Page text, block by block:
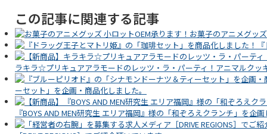
この記事に関連する記事
お菓子のアニメグッ
ラキラ☆プリキュアアラモードのレッツ・ラ・パーティ！アニマルクッ
ーセット」を企画・商品化しました。
『BOYS AND MEN研究生 エリア福岡』様の「和ぞろえクランチ」を企